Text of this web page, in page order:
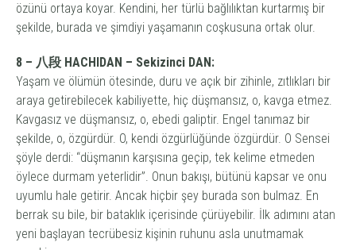
özünü ortaya koyar. Kendini, her türlü bağlılıktan kurtarmış bir
şekilde, burada ve şimdiyi yaşamanın coşkusuna ortak olur.
8 – 八段 HACHIDAN – Sekizinci DAN:
Yaşam ve ölümün ötesinde, duru ve açık bir zihinle, zıtlıkları bir
araya getirebilecek kabiliyette, hiç düşmansız, o, kavga etmez.
Kavgasız ve düşmansız, o, ebedi galiptir. Engel tanımaz bir
şekilde, o, özgürdür. O, kendi özgürlüğünde özgürdür. O Sensei
şöyle derdi: “düşmanın karşısına geçip, tek kelime etmeden
öylece durmam yeterlidir”. Onun bakışı, bütünü kapsar ve onu
uyumlu hale getirir. Ancak hiçbir şey burada son bulmaz. En
berrak su bile, bir bataklık içerisinde çürüyebilir. İlk adımını atan
yeni başlayan tecrübesiz kişinin ruhunu asla unutmamak